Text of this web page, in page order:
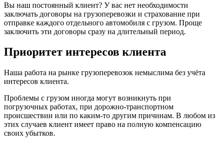
Вы наш постоянный клиент? У вас нет необходимости
заключать договоры на грузоперевозки и страхование при
отправке каждого отдельного автомобиля с грузом. Проще
заключить эти договоры сразу на длительный период.
Приоритет интересов клиента
Наша работа на рынке грузоперевозок немыслима без учёта
интересов клиента.
Проблемы с грузом иногда могут возникнуть при
погрузочных работах, при дорожно-транспортном
происшествии или по каким-то другим причинам. В любом из
этих случаев клиент имеет право на полную компенсацию
своих убытков.